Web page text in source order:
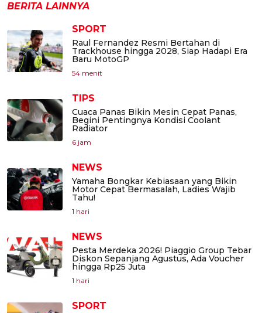
BERITA LAINNYA
SPORT
Raul Fernandez Resmi Bertahan di
Trackhouse hingga 2028, Siap Hadapi Era
Baru MotoGP
54 menit
TIPS
Cuaca Panas Bikin Mesin Cepat Panas,
Begini Pentingnya Kondisi Coolant
Radiator
6 jam
NEWS
Yamaha Bongkar Kebiasaan yang Bikin
Motor Cepat Bermasalah, Ladies Wajib
Tahu!
1 hari
NEWS
Pesta Merdeka 2026! Piaggio Group Tebar
Diskon Sepanjang Agustus, Ada Voucher
hingga Rp25 Juta
1 hari
SPORT